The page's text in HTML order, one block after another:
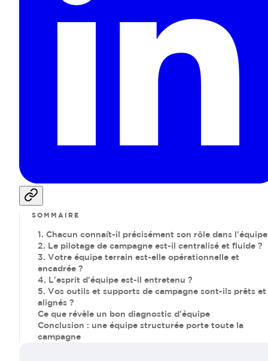
SOMMAIRE
1. Chacun connaît-il précisément son rôle dans
2. Le pilotage de campagne est-il centralisé et fluide ?
3. Votre équipe terrain est-elle opérationnelle et
encadrée ?
4. L'esprit d'équipe est-il entretenu ?
5. Vos outils et supports de campagne sont-ils prêts et
alignés ?
Ce que révèle un bon diagnostic d'équipe
Conclusion : une équipe structurée porte toute la
campagne